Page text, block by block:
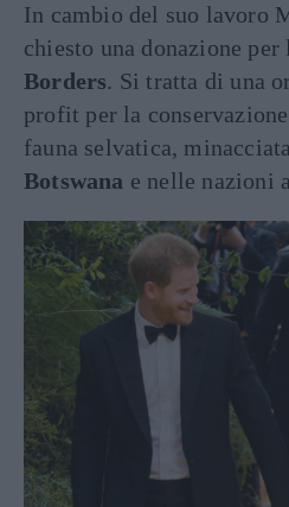
In cambio del suo lavoro
chiesto una donazione per
Borders. Si tratta di una
profit per la
fauna selvatica,
Botswana e nelle nazioni